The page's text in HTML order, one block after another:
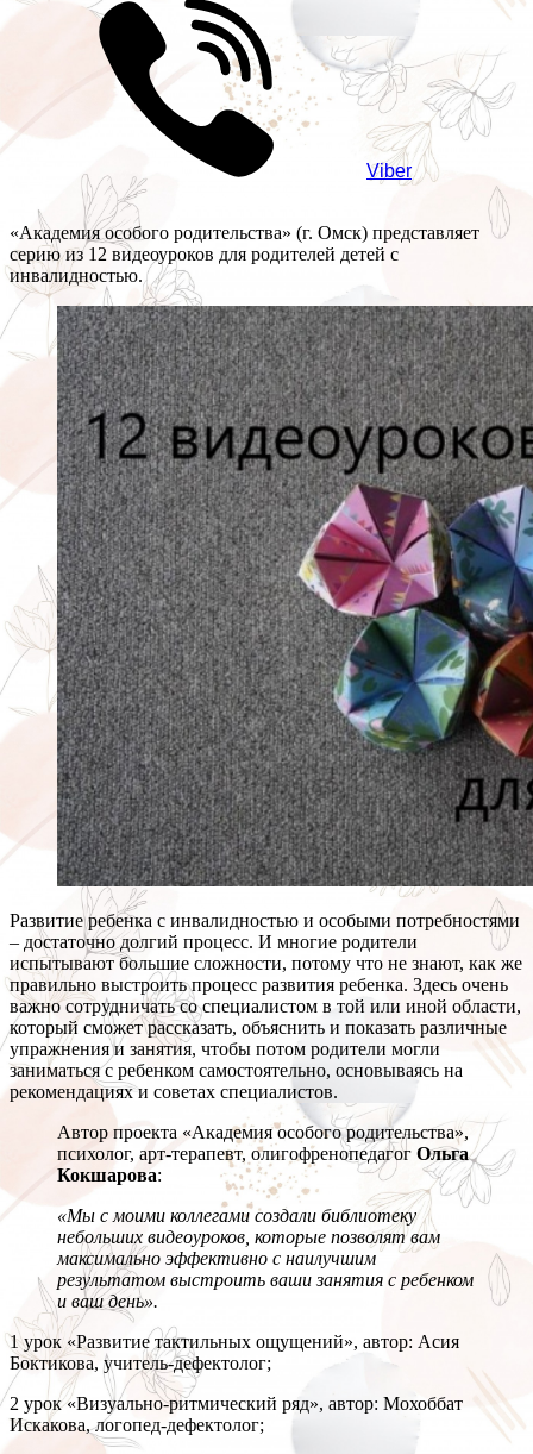
Viber
«Академия особого родительства» (г. Омск) представляет
серию из 12 видеоуроков для родителей детей с
инвалидностью.
Развитие ребенка с инвалидностью и особыми потребностями
– достаточно долгий процесс. И многие родители
испытывают большие сложности, потому что не знают, как же
правильно выстроить процесс развития ребенка. Здесь очень
важно сотрудничать со специалистом в той или иной области,
который сможет рассказать, объяснить и показать различные
упражнения и занятия, чтобы потом родители могли
заниматься с ребенком самостоятельно, основываясь на
рекомендациях и советах специалистов.
Автор проекта «Академия особого родительства»,
психолог, арт-терапевт, олигофренопедагог Ольга
Кокшарова:
«Мы с моими коллегами создали библиотеку
небольших видеоуроков, которые позволят вам
максимально эффективно с наилучшим
результатом выстроить ваши занятия с ребенком
и ваш день».
1 урок «Развитие тактильных ощущений», автор: Асия
Боктикова, учитель-дефектолог;
2 урок «Визуально-ритмический ряд», автор: Мохоббат
Искакова, логопед-дефектолог;